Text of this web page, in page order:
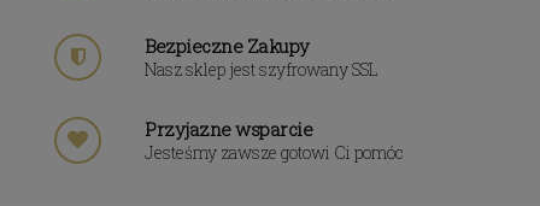
Bezpieczne Zakupy
Nasz sklep jest szyfrowany SSL
Przyjazne wsparcie
Jesteśmy zawsze gotowi Ci pomóc